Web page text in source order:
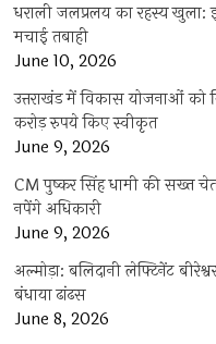
धराली जलप्रलय का रहस्य
मचाई तबाही
June 10, 2026
उत्तराखंड में विकास योजनाओं को
करोड़ रुपये किए स्वीकृत
June 9, 2026
CM पुष्कर सिंह धामी की सख्त
नपेंगे अधिकारी
June 9, 2026
अल्मोड़ा: बलिदानी लेफ्टिनेंट
बंधाया ढांढस
June 8, 2026